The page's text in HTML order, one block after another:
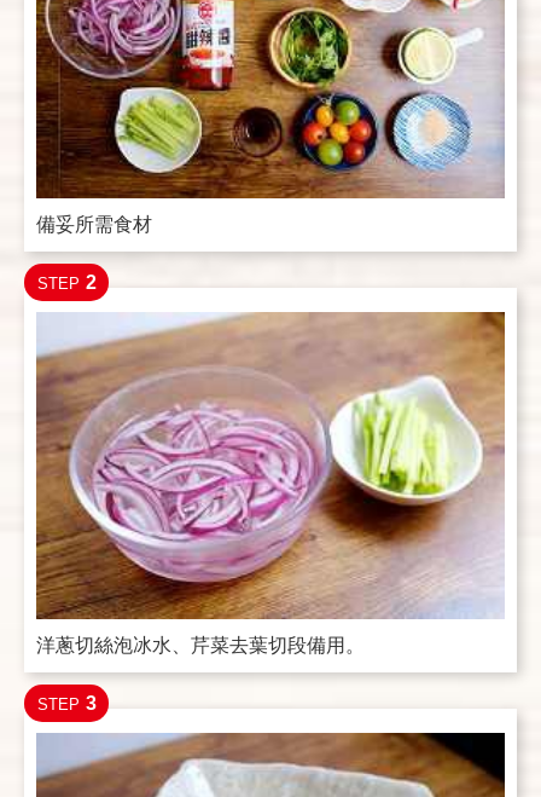
備妥所需食材
STEP 2
洋蔥切絲泡冰水、芹菜去葉切段備用。
STEP 3